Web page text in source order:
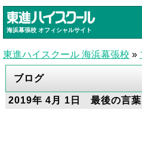
海浜幕張校 オフィシャルサイト
東進ハイスクール 海浜幕張校 »
ブログ
2019年 4月 1日 最後の言葉